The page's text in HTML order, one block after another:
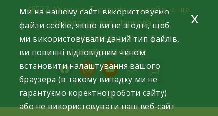
content
48523, Україна, Тернопільська обл., с-ще.
Заводське, вул. Паркова, 12
+38 (03552) 2-49-77
+38 (096) 42-93-282
facebookinstagramyoutube
Ми на нашому сайті використовуємо
файли cookie, якщо ви не згодні, щоб
ми використовували даний тип файлів,
ви повинні відповідним чином
встановити налаштування вашого
браузера (в такому випадку ми не
гарантуємо коректної роботи сайту)
або не використовувати наш веб-сайт
x